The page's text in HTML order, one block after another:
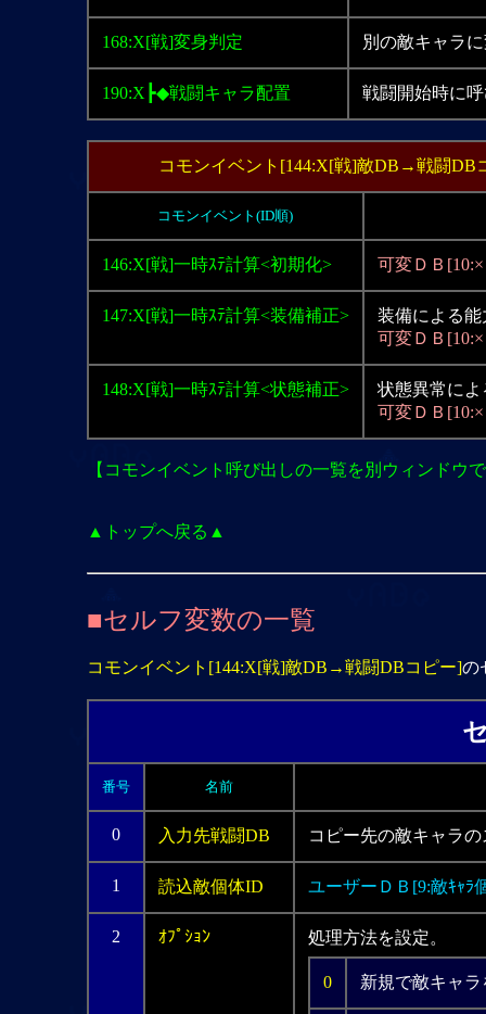
168:X[戦]変身判定 別の敵キャラ
190:X┣◆戦闘キャラ配置 戦闘開始時に
コモンイベント[144:X[戦]敵DB→戦闘DB
コモンイベント(ID順)
146:X[戦]一時ｽﾃ計算<初期化> 可変ＤＢ
147:X[戦]一時ｽﾃ計算<装備補正>
装備による
可変ＤＢ
148:X[戦]一時ｽﾃ計算<状態補正>
状態異常に
可変ＤＢ
【コモンイベント呼び出しの一覧を別ウィンドウ
▲トップへ戻る▲
■セルフ変数の一覧
コモンイベント[144:X[戦]敵DB→戦闘DBコピー]の
番号 名前
0 入力先戦闘DB コピー先の敵キャラ
1 読込敵個体ID ユーザーＤＢ[9:敵ｷｬﾗ
2 ｵﾌﾟｼｮﾝ 処理方法を設定。
0 新規で敵キャ